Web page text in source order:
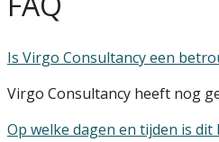
Is Virgo Consultancy een
Virgo Consultancy heeft nog
Op welke dagen en tijden is